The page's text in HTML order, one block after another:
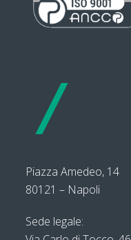
Piazza Amedeo, 14
80121 – Napoli
Sede legale: